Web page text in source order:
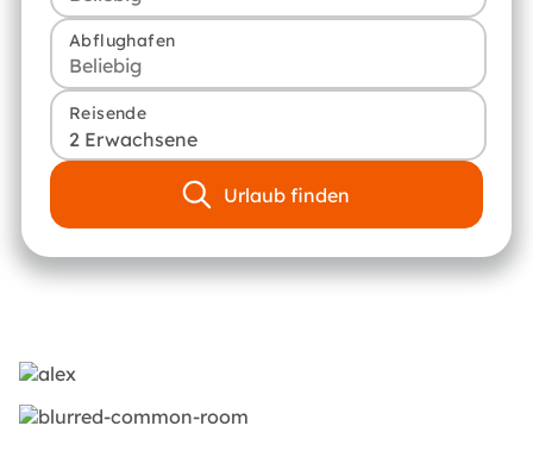
Abflughafen
Reisende
2 Erwachsene
Urlaub finden